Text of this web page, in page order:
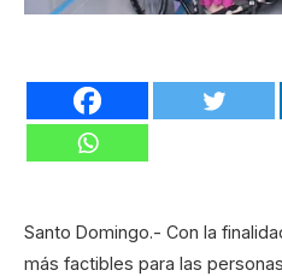
Santo Domingo.- Con la
más factibles para las